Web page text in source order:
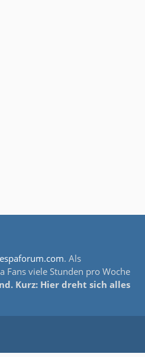
. Als
Fans viele Stunden pro Woche
Kurz: Hier dreht sich alles